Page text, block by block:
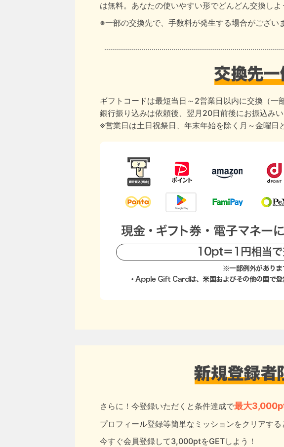
は無料。あなたの使いやすい形でどんどん交換しよ
※一部の交換先で、手数料が発生する場合がござい
ギフトコードは最短当日～2営業日以内に交換（一
銀行振り込みは依頼後、翌月20日前後にお振込みい
※営業日は土日祝祭日、年末年始を除く月～金曜日
さらに！今登録いただくと条件達成で最大
プロフィール登録等簡単なミッションをクリアす
今すぐ会員登録して3,000ptをGETしよう！